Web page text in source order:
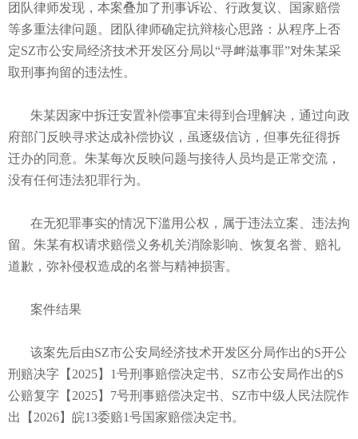
团队律师发现，本案叠加了刑事诉讼、行政复议、国家赔偿
等多重法律问题。团队律师确定抗辩核心思路：从程序上否
定SZ市公安局经济技术开发区分局以“寻衅滋事罪”对朱某采
取刑事拘留的违法性。
朱某因家中拆迁安置补偿事宜未得到合理解决，通过向政
府部门反映寻求达成补偿协议，虽逐级信访，但事先征得拆
迁办的同意。朱某每次反映问题与接待人员均是正常交流，
没有任何违法犯罪行为。
在无犯罪事实的情况下滥用公权，属于违法立案、违法拘
留。朱某有权请求赔偿义务机关消除影响、恢复名誉、赔礼
道歉，弥补侵权造成的名誉与精神损害。
案件结果
该案先后由SZ市公安局经济技术开发区分局作出的S开公
刑赔决字【2025】1号刑事赔偿决定书、SZ市公安局作出的S
公赔复字【2025】7号刑事赔偿决定书、SZ市中级人民法院作
出【2026】皖13委赔1号国家赔偿决定书。